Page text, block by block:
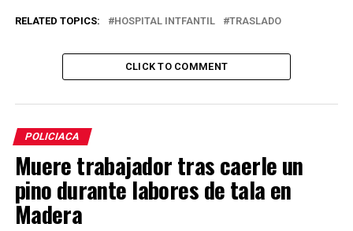
RELATED TOPICS: HOSPITAL INTFANTIL TRASLADO
CLICK TO COMMENT
POLICIACA
Muere trabajador tras caerle un
pino durante labores de tala en
Madera